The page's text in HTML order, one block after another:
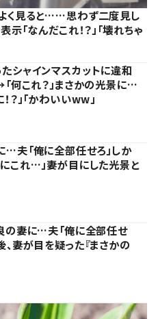
く見ると……思わず二度見し
「なんだこれ！？」「壊れちゃ
シャインマスカットに違和
「何これ？」まさかの光景に…
？」「かわいいww」
夫「俺に全部任せろ」しか
これ…」妻が目にした光景と
の妻に…夫「俺に全部任せ
、妻が目を疑った『まさかの